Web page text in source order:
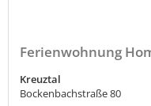
Ferienwohnung
Kreuztal
Bockenbachstraße 80